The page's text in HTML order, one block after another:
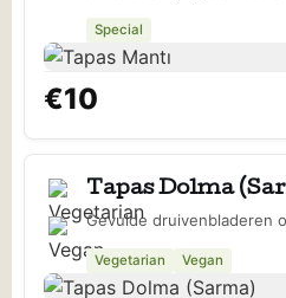
Special
€10
Tapas Dolma
Gevulde druivenbladeren
Vegetarian Vegan